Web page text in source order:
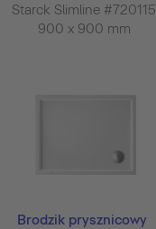
Starck Slimline #720115
900 x 900 mm
Brodzik prysznicowy